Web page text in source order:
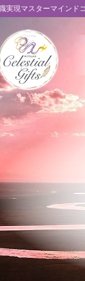
実現マスターマインド